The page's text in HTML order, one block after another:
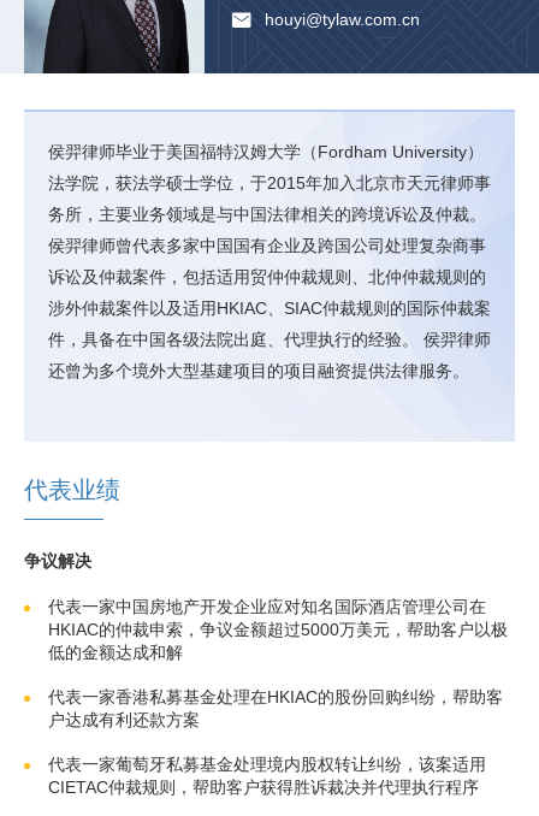
houyi@tylaw.com.cn
侯羿律师毕业于美国福特汉姆大学（Fordham University）
法学院，获法学硕士学位，于2015年加入北京市天元律师事
务所，主要业务领域是与中国法律相关的跨境诉讼及仲裁。
侯羿律师曾代表多家中国国有企业及跨国公司处理复杂商事
诉讼及仲裁案件，包括适用贸仲仲裁规则、北仲仲裁规则的
涉外仲裁案件以及适用HKIAC、SIAC仲裁规则的国际仲裁案
件，具备在中国各级法院出庭、代理执行的经验。 侯羿律师
还曾为多个境外大型基建项目的项目融资提供法律服务。
代表业绩
争议解决
代表一家中国房地产开发企业应对知名国际酒店管理公司在
HKIAC的仲裁申索，争议金额超过5000万美元，帮助客户以极
低的金额达成和解
代表一家香港私募基金处理在HKIAC的股份回购纠纷，帮助客
户达成有利还款方案
代表一家葡萄牙私募基金处理境内股权转让纠纷，该案适用
CIETAC仲裁规则，帮助客户获得胜诉裁决并代理执行程序